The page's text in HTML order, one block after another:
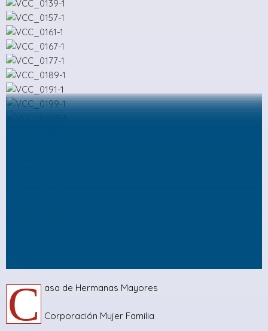
C asa de Hermanas Mayores
Corporación Mujer Familia